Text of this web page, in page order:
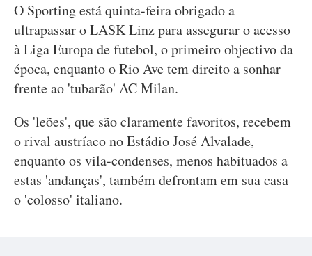
O Sporting está quinta-feira obrigado a
ultrapassar o LASK Linz para assegurar o acesso
à Liga Europa de futebol, o primeiro objectivo da
época, enquanto o Rio Ave tem direito a sonhar
frente ao 'tubarão' AC Milan.
Os 'leões', que são claramente favoritos, recebem
o rival austríaco no Estádio José Alvalade,
enquanto os vila-condenses, menos habituados a
estas 'andanças', também defrontam em sua casa
o 'colosso' italiano.